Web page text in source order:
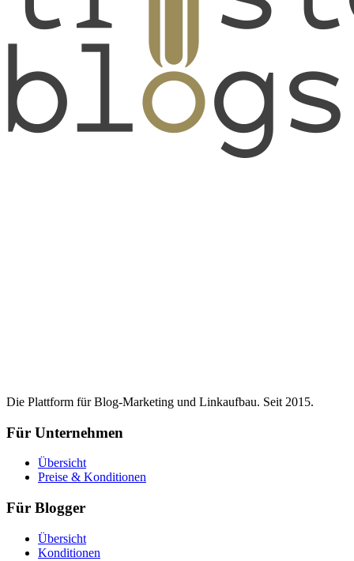
Die Plattform für Blog-Marketing und Linkaufbau. Seit 2015.
Für Unternehmen
Übersicht
Preise & Konditionen
Für Blogger
Übersicht
Konditionen